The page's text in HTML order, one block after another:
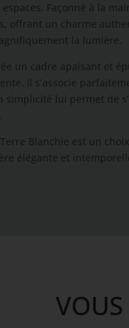
Façonné à la
offrant un charme
la lumière.
un cadre apaisant et
Il s’associe
simplicité lui permet de
Blanchie est un
élégante et